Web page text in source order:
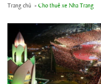
Trang chủ »Cho thuê xe Nha Trang